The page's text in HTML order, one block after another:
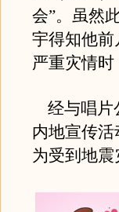
会”。虽然
宇得知他
严重灾情时
经与唱片
内地宣传
为受到地震